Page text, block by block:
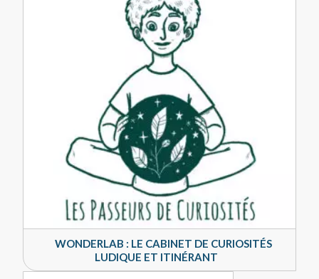
WONDERLAB : LE CABINET DE CURIOSITÉS
LUDIQUE ET ITINÉRANT